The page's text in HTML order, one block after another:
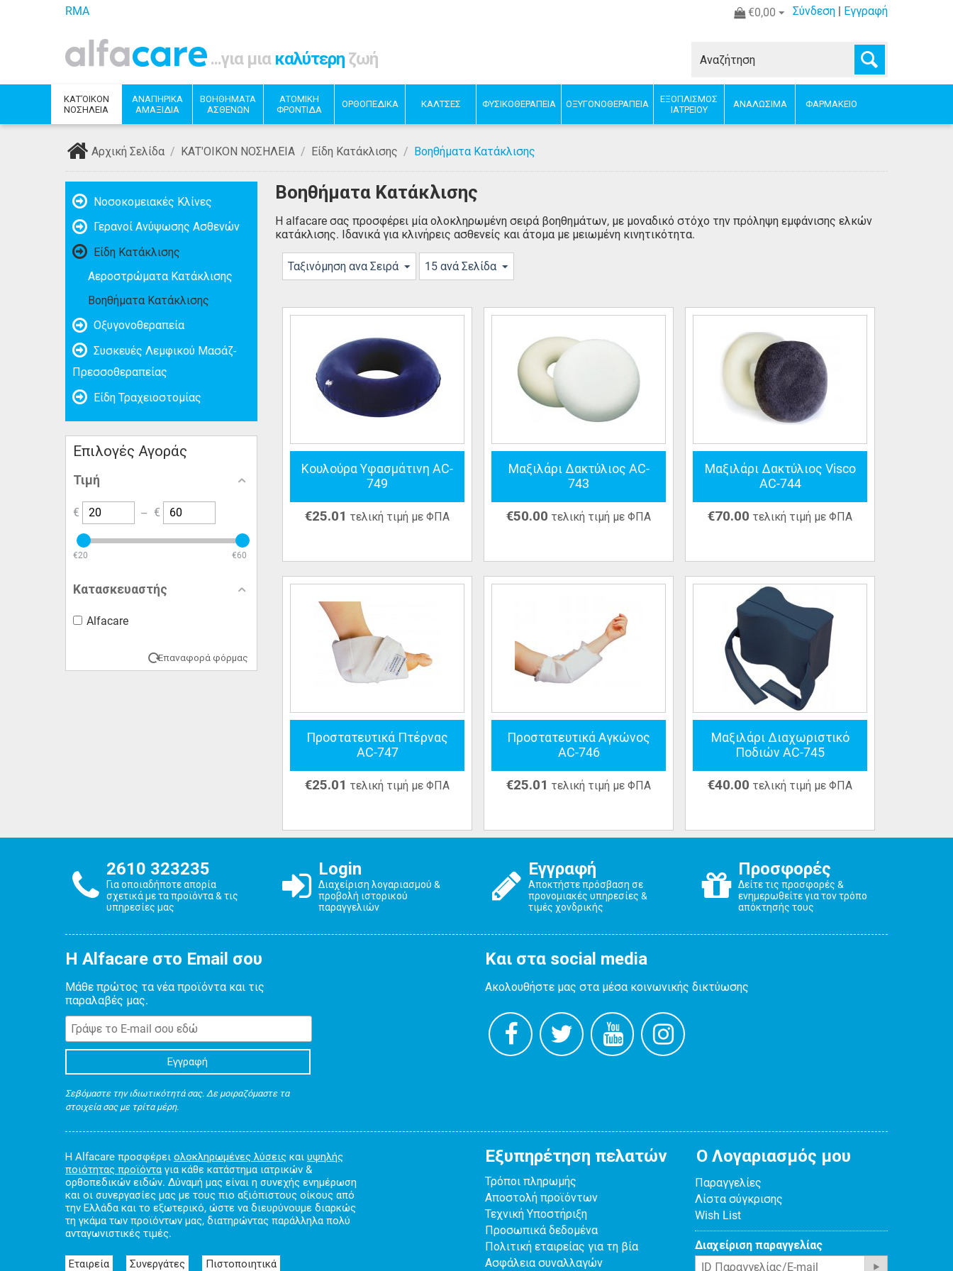
RMA Σύνδεση| Εγγραφή
€0,00
...για μια καλύτερη ζωή
ΚΑΤ'ΟΙΚΟΝ
ΝΟΣΗΛΕΙΑ
ΑΝΑΠΗΡΙΚΑ
ΑΜΑΞΙΔΙΑ
ΒΟΗΘΗΜΑΤΑ
ΑΣΘΕΝΩΝ
ΑΤΟΜΙΚΗ
ΦΡΟΝΤΙΔΑ
ΟΡΘΟΠΕΔΙΚΑ ΚΑΛΤΣΕΣ ΦΥΣΙΚΟΘΕΡΑΠΕΙΑ ΟΞΥΓΟΝΟΘΕΡΑΠΕΙΑ
ΕΞΟΠΛΙΣΜΟΣ
ΙΑΤΡΕΙΟΥ
ΑΝΑΛΩΣΙΜΑ ΦΑΡΜΑΚΕΙΟ
Αρχική Σελίδα / ΚΑΤ'ΟΙΚΟΝ ΝΟΣΗΛΕΙΑ / Είδη Κατάκλισης / Βοηθήματα Κατάκλισης
Νοσοκομειακές Κλίνες
Γερανοί Ανύψωσης Ασθενών
Είδη Κατάκλισης
Αεροστρώματα Κατάκλισης
Βοηθήματα Κατάκλισης
Οξυγονοθεραπεία
Συσκευές Λεμφικού Μασάζ-
Πρεσσοθεραπείας
Είδη Τραχειοστομίας
Επιλογές Αγοράς
Τιμή
€ – €
‎€20 ‎€60
Κατασκευαστής
Alfacare
Επαναφορά φόρμας
Βοηθήματα Κατάκλισης
Η alfacare σας προσφέρει μία ολοκληρωμένη σειρά βοηθημάτων, με μοναδικό στόχο την πρόληψη εμφάνισης ελκών
κατάκλισης. Ιδανικά για κλινήρεις ασθενείς και άτομα με μειωμένη κινητικότητα.
Ταξινόμηση ανα Σειρά 15 ανά Σελίδα
Κουλούρα Υφασμάτινη AC-
749
€25.01 τελική τιμή με ΦΠΑ
Μαξιλάρι Δακτύλιος AC-
743
€50.00 τελική τιμή με ΦΠΑ
Μαξιλάρι Δακτύλιος Visco
AC-744
€70.00 τελική τιμή με ΦΠΑ
Προστατευτικά Πτέρνας
AC-747
€25.01 τελική τιμή με ΦΠΑ
Προστατευτικά Αγκώνος
AC-746
€25.01 τελική τιμή με ΦΠΑ
Μαξιλάρι Διαχωριστικό
Ποδιών AC-745
€40.00 τελική τιμή με ΦΠΑ
2610 323235
Για οποιαδήποτε απορία
σχετικά με τα προϊόντα & τις
υπηρεσίες μας
Login
Διαχείριση λογαριασμού &
προβολή ιστορικού
παραγγελιών
Εγγραφή
Αποκτήστε πρόσβαση σε
προνομιακές υπηρεσίες &
τιμές χονδρικής
Προσφορές
Δείτε τις προσφορές &
ενημερωθείτε για τον τρόπο
απόκτησής τους
Η Alfacare στο Email σου
Μάθε πρώτος τα νέα προϊόντα και τις
παραλαβές μας.
Σεβόμαστε την ιδιωτικότητά σας. Δε μοιραζόμαστε τα
στοιχεία σας με τρίτα μέρη.
Και στα social media
Ακολουθήστε μας στα μέσα κοινωνικής δικτύωσης
Η Alfacare προσφέρει ολοκληρωμένες λύσεις και υψηλής
ποιότητας προϊόντα για κάθε κατάστημα ιατρικών &
ορθοπεδικών ειδών. Δύναμή μας είναι η συνεχής ενημέρωση
και οι συνεργασίες μας με τους πιο αξιόπιστους οίκους από
την Ελλάδα και το εξωτερικό, ώστε να διευρύνουμε διαρκώς
τη γκάμα των προϊόντων μας, διατηρώντας παράλληλα πολύ
ανταγωνιστικές τιμές.
Εταιρεία Συνεργάτες Πιστοποιητικά
Εξυπηρέτηση πελατών
Τρόποι πληρωμής
Αποστολή προϊόντων
Τεχνική Υποστήριξη
Προσωπικά δεδομένα
Πολιτική εταιρείας για τη βία
Ασφάλεια συναλλαγών
Ο Λογαριασμός μου
Παραγγελίες
Λίστα σύγκρισης
Wish List
Διαχείριση παραγγελίας